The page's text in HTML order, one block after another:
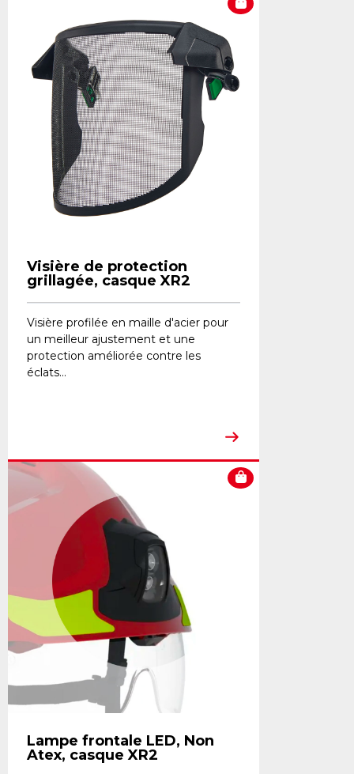
Visière de protection
grillagée, casque XR2
Visière profilée en maille d'acier pour
un meilleur ajustement et une
protection améliorée contre les
éclats...
Lampe frontale LED, Non
Atex, casque XR2